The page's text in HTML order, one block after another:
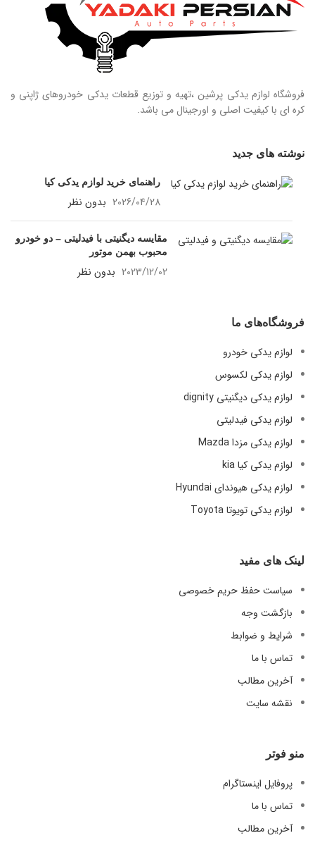
فروشگاه لوازم یدکی پرشین ،تهیه و توزیع قطعات یدکی خودروهای ژاپنی و
کره ای با کیفیت اصلی و اورجینال می باشد.
نوشته های جدید
راهنمای خرید لوازم یدکی کیا
2026/04/28 بدون نظر
مقایسه دیگنیتی با فیدلیتی – دو خودرو
محبوب بهمن موتور
2023/12/02 بدون نظر
فروشگاه‌های ما
لوازم یدکی خودرو
لوازم یدکی لکسوس
لوازم یدکی دیگنیتی dignity
لوازم یدکی فیدلیتی
لوازم یدکی مزدا Mazda
لوازم یدکی کیا kia
لوازم یدکی هیوندای Hyundai
لوازم یدکی تویوتا Toyota
لینک های مفید
سیاست حفظ حریم خصوصی
بازگشت وجه
شرایط و ضوابط
تماس با ما
آخرین مطالب
نقشه سایت
منو فوتر
پروفایل اینستاگرام
تماس با ما
آخرین مطالب